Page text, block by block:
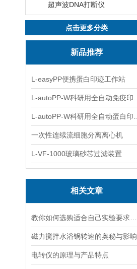
超声波DNA打断仪
点击更多分类
新品推荐
L-easyPP便携蛋白印迹工作站
一次性连续流细胞分离离心机
L-VF-1000玻璃砂芯过滤装置
相关文章
磁力搅拌水浴锅转速的奥秘与影响
电转仪的原理与产品特点